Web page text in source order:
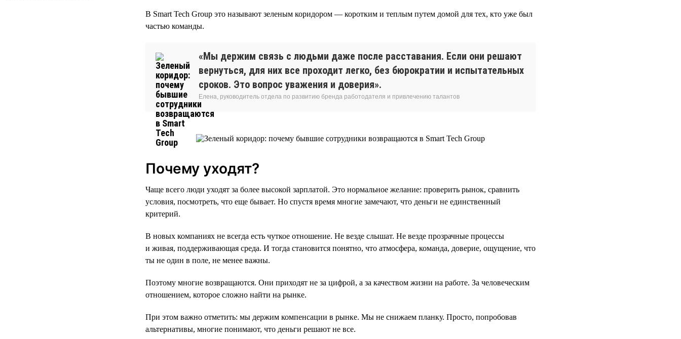
В Smart Tech Group это называют зеленым коридором — коротким и теплым путем домой для тех, кто уже был
частью команды.
«Мы держим связь с людьми даже после расставания. Если они решают
вернуться, для них все проходит легко, без бюрократии и испытательных
сроков. Это вопрос уважения и доверия».
Елена, руководитель отдела по развитию бренда работодателя и привлечению талантов
Почему уходят?
Чаще всего люди уходят за более высокой зарплатой. Это нормальное желание: проверить рынок, сравнить
условия, посмотреть, что еще бывает. Но спустя время многие замечают, что деньги не единственный
критерий.
В новых компаниях не всегда есть чуткое отношение. Не везде слышат. Не везде прозрачные процессы
и живая, поддерживающая среда. И тогда становится понятно, что атмосфера, команда, доверие, ощущение, что
ты не один в поле, не менее важны.
Поэтому многие возвращаются. Они приходят не за цифрой, а за качеством жизни на работе. За человеческим
отношением, которое сложно найти на рынке.
При этом важно отметить: мы держим компенсации в рынке. Мы не снижаем планку. Просто, попробовав
альтернативы, многие понимают, что деньги решают не все.